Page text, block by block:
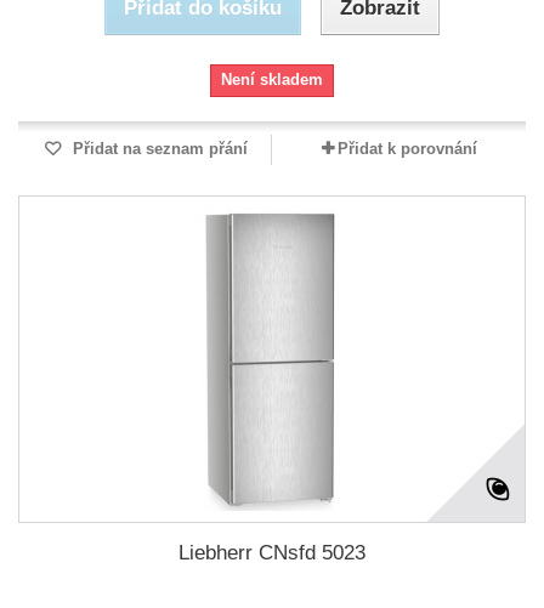
Přidat do košíku Zobrazit
Není skladem
Přidat na seznam přání Přidat k porovnání
Liebherr CNsfd 5023